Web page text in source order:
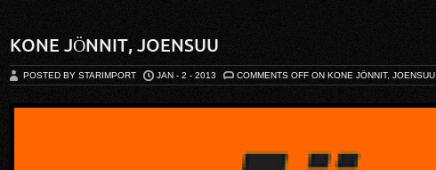
KONE JÖNNIT, JOENSUU
POSTED BY STARIMPORT JAN - 2 - 2013 COMMENTS OFF ON KONE JÖNNIT, JOENSUU